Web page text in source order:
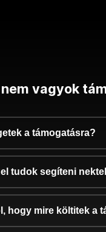
vagyok
a támogatásra?
tudok segíteni
hogy mire költitek a